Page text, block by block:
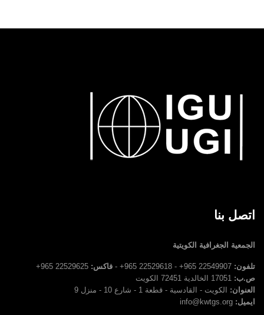
اتصل بنا
الجمعية الجغرافية الكويتية
تلفون: فاكس: 22529625 965+
ص.ب: 17051 الخالدية 72451 الكويت
العنوان:
الكويت - القادسية - قطعة 1 - شارع 10 - منزل 9
ايميل: info@kwtgs.org